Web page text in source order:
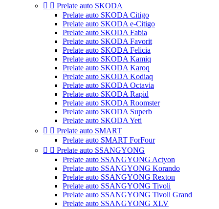
  Prelate auto SKODA
Prelate auto SKODA Citigo
Prelate auto SKODA e-Citigo
Prelate auto SKODA Fabia
Prelate auto SKODA Favorit
Prelate auto SKODA Felicia
Prelate auto SKODA Kamiq
Prelate auto SKODA Karoq
Prelate auto SKODA Kodiaq
Prelate auto SKODA Octavia
Prelate auto SKODA Rapid
Prelate auto SKODA Roomster
Prelate auto SKODA Superb
Prelate auto SKODA Yeti
  Prelate auto SMART
Prelate auto SMART ForFour
  Prelate auto SSANGYONG
Prelate auto SSANGYONG Actyon
Prelate auto SSANGYONG Korando
Prelate auto SSANGYONG Rexton
Prelate auto SSANGYONG Tivoli
Prelate auto SSANGYONG Tivoli Grand
Prelate auto SSANGYONG XLV